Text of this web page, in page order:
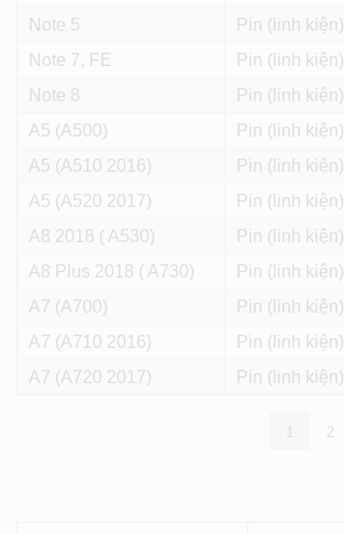
Note 5
Pin (linh kiện)
Note 7, FE
Pin (linh kiện)
Note 8
Pin (linh kiện)
A5 (A500)
Pin (linh kiện)
A5 (A510 2016)
Pin (linh kiện)
A5 (A520 2017)
Pin (linh kiện)
A8 2018 ( A530)
Pin (linh kiện)
A8 Plus 2018 ( A730)
Pin (linh kiện)
A7 (A700)
Pin (linh kiện)
A7 (A710 2016)
Pin (linh kiện)
A7 (A720 2017)
Pin (linh kiện)
2